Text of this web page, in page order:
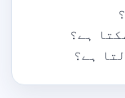
ہے؟
ہے؟